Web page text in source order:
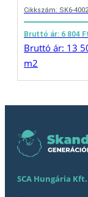
Cikkszám: SK6-
Bruttó ár: 6 804
Bruttó ár: 13
m2
SCA Hungária Kft.